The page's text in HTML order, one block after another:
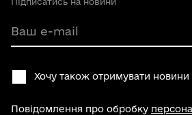
Ваш e-mail
Хочу також отримувати
Повідомлення про обробку